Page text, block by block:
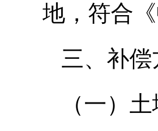
地，符合
三、补
（一）